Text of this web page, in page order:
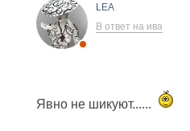
LEA
В ответ на ива
Явно не шикуют......